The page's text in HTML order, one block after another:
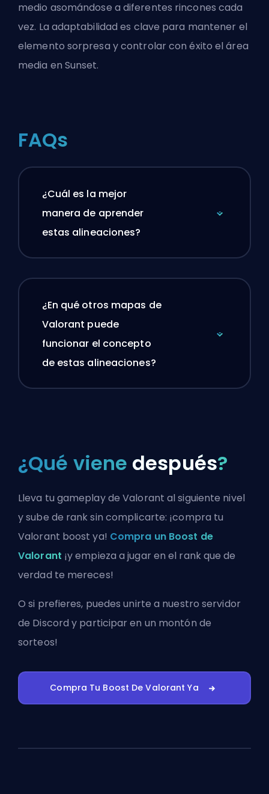
medio asomándose a diferentes rincones cada
vez. La adaptabilidad es clave para mantener el
elemento sorpresa y controlar con éxito el área
media en Sunset.
FAQs
¿Cuál es la mejor
manera de aprender
estas alineaciones?
¿En qué otros mapas de
Valorant puede
funcionar el concepto
de estas alineaciones?
¿Qué viene después?
Lleva tu gameplay de Valorant al siguiente nivel
y sube de rank sin complicarte: ¡compra tu
Valorant boost ya! Compra un Boost de
Valorant ¡y empieza a jugar en el rank que de
verdad te mereces!
O si prefieres, puedesunirte a nuestro servidor
de Discord y participar en un montón de
sorteos!
Compra Tu Boost De Valorant Ya